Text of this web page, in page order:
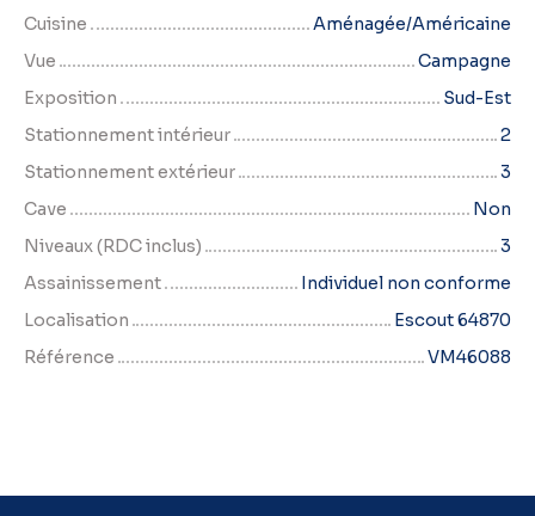
Cuisine
Aménagée/Américaine
Vue
Campagne
Exposition
Sud-Est
Stationnement intérieur
2
Stationnement extérieur
3
Cave
Non
Niveaux (RDC inclus)
3
Assainissement
Individuel non conforme
Localisation
Escout 64870
Référence
VM46088